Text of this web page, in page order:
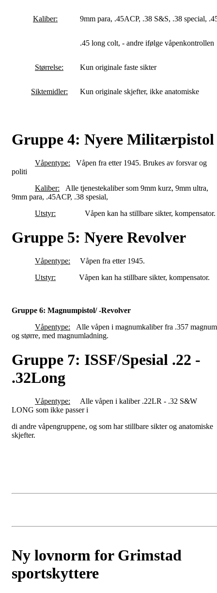
Kaliber: 9mm para, .45ACP, .38 S&S, .38 special,
.45 long colt, - andre ifølge våpenkontrollen
Størrelse: Kun originale faste sikter
Siktemidler: Kun originale skjefter, ikke anatomiske
Gruppe 4: Nyere Militærpistol
Våpentype: Våpen fra etter 1945. Brukes av forsvar og
politi
Kaliber: Alle tjenestekaliber som 9mm kurz, 9mm ultra,
9mm para, .45ACP, .38 spesial,
Utstyr: Våpen kan ha stillbare sikter, kompensator.
Gruppe 5: Nyere Revolver
Våpentype: Våpen fra etter 1945.
Utstyr: Våpen kan ha stillbare sikter, kompensator.
Gruppe 6: Magnumpistol/ -Revolver
Våpentype: Alle våpen i magnumkaliber fra .357 magnum
og større, med magnumladning.
Gruppe 7: ISSF/Spesial .22 -
.32Long
Våpentype: Alle våpen i kaliber .22LR - .32 S&W
LONG som ikke passer i
di andre våpengruppene, og som har stillbare sikter og anatomiske
skjefter.
Ny lovnorm for Grimstad
sportskyttere